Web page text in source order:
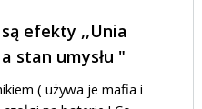
efekty ,,Unia
stan umysłu "
( używa je mafia i